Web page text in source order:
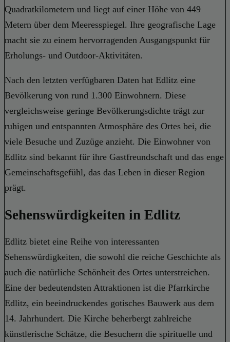
Quadratkilometern und liegt auf einer Höhe von 449
Metern über dem Meeresspiegel. Ihre geografische Lage
macht sie zu einem hervorragenden Ausgangspunkt für
Erholungs- und Outdoor-Aktivitäten.
Nach den letzten verfügbaren Daten hat Edlitz eine
Bevölkerung von rund 1.300 Einwohnern. Diese
vergleichsweise geringe Bevölkerungsdichte trägt zur
ruhigen und entspannten Atmosphäre des Ortes bei, die
viele Besuche und Zuzüge anzieht. Die Einwohner von
Edlitz sind bekannt für ihre Gastfreundschaft und das enge
Gemeinschaftsgefühl, das das Leben in dieser Region
prägt.
Sehenswürdigkeiten in Edlitz
Edlitz bietet eine Reihe von interessanten
Sehenswürdigkeiten, die sowohl die reiche Geschichte als
auch die natürliche Schönheit des Ortes unterstreichen.
Eine der bedeutendsten Attraktionen ist die Pfarrkirche
Edlitz, ein beeindruckendes gotisches Bauwerk aus dem
14. Jahrhundert. Die Kirche beherbergt zahlreiche
künstlerische Schätze, die Besuchern die spirituelle und